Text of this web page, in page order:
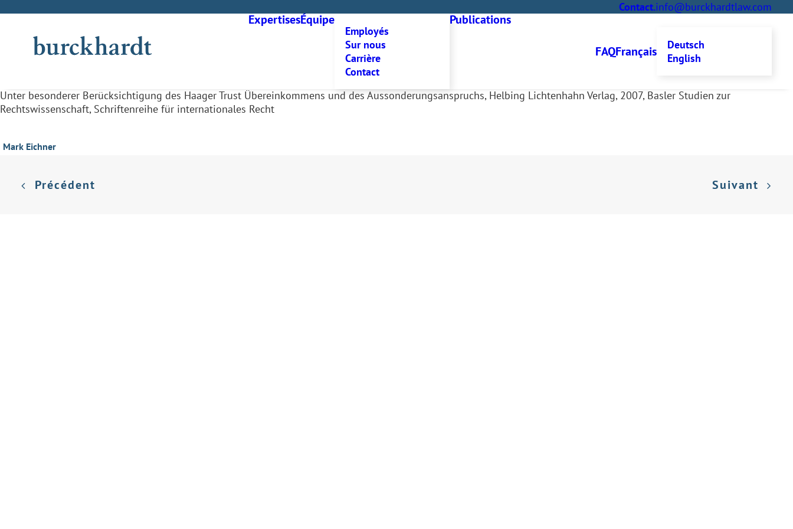
Contact.info@burckhardtlaw.com
ExpertisesÉquipe
Employés
Sur nous
Carrière
Contact
Publications
FAQFrançais
Deutsch
English
Unter besonderer Berücksichtigung des Haager Trust Übereinkommens und des Aussonderungsanspruchs, Helbing Lichtenhahn Verlag, 2007, Basler Studien zur
Rechtswissenschaft, Schriftenreihe für internationales Recht
Mark Eichner
Précédent Suivant